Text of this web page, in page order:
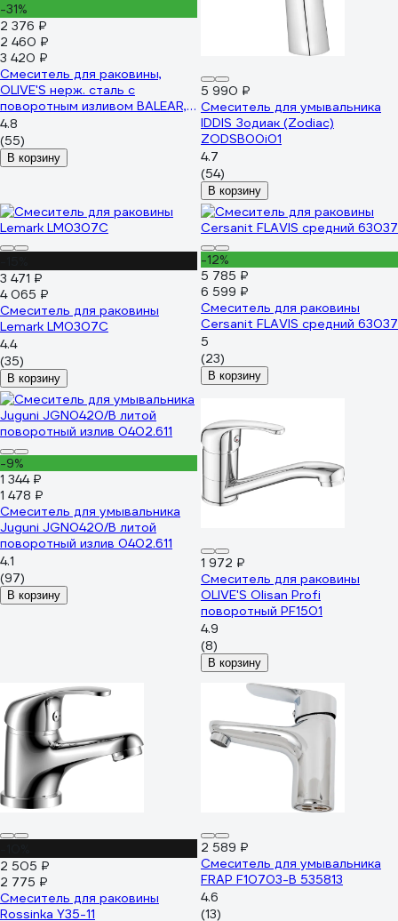
-31%
2 376 ₽
2 460 ₽
3 420 ₽
Смеситель для раковины,
OLIVE'S нерж. сталь с
поворотным изливом BALEAR,
13105BL
4.8
(55)
В корзину
5 990 ₽
Смеситель для умывальника
IDDIS Зодиак (Zodiac)
ZODSB00i01
4.7
(54)
В корзину
3 471 ₽
4 065 ₽
Смеситель для раковины
Lemark LM0307C
4.4
(35)
В корзину
-12%
5 785 ₽
6 599 ₽
Смеситель для раковины
Cersanit FLAVIS средний 63037
5
(23)
В корзину
-9%
1 344 ₽
1 478 ₽
Смеситель для умывальника
Juguni JGN0420/В литой
поворотный излив 0402.611
4.1
(97)
В корзину
1 972 ₽
Смеситель для раковины
OLIVE'S Olisan Profi
поворотный PF1501
4.9
(8)
В корзину
2 505 ₽
2 775 ₽
Смеситель для раковины
Rossinka Y35-11
2 589 ₽
Смеситель для умывальника
FRAP F10703-B 535813
4.6
(13)